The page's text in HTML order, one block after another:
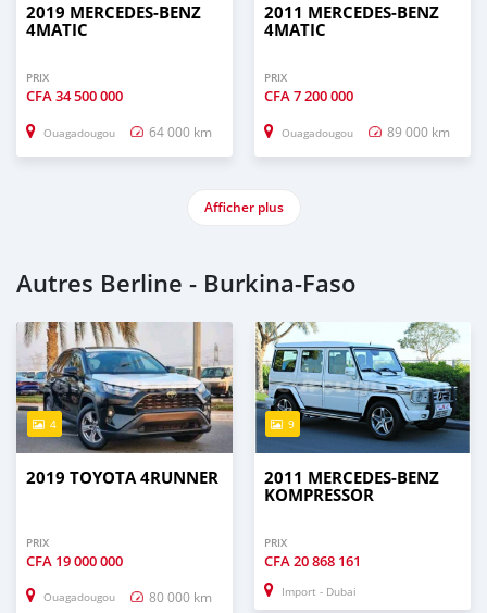
2019 MERCEDES-BENZ
4MATIC
PRIX
CFA34 500 000
Ouagadougou 64 000 km
2011 MERCEDES-BENZ
4MATIC
PRIX
CFA7 200 000
Ouagadougou 89 000 km
Afficher plus
Autres Berline - Burkina-Faso
4
2019 TOYOTA 4RUNNER
PRIX
CFA 19 000 000
Ouagadougou 80 000 km
9
2011 MERCEDES-BENZ
KOMPRESSOR
PRIX
CFA 20 868 161
Import - Dubai